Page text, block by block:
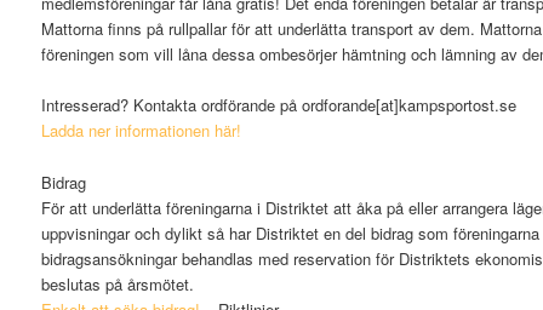
Mattorna finns på rullpallar för att underlätta transport av dem.
föreningen som vill låna dessa ombesörjer hämtning och lämning av
Intresserad? Kontakta ordförande på ordforande[at]kampsportost.se
Ladda ner informationen här!
För att underlätta föreningarna i Distriktet att åka på eller arrangera
uppvisningar och dylikt så har Distriktet en del bidrag som
bidragsansökningar behandlas med reservation för Distriktets
beslutas på årsmötet.